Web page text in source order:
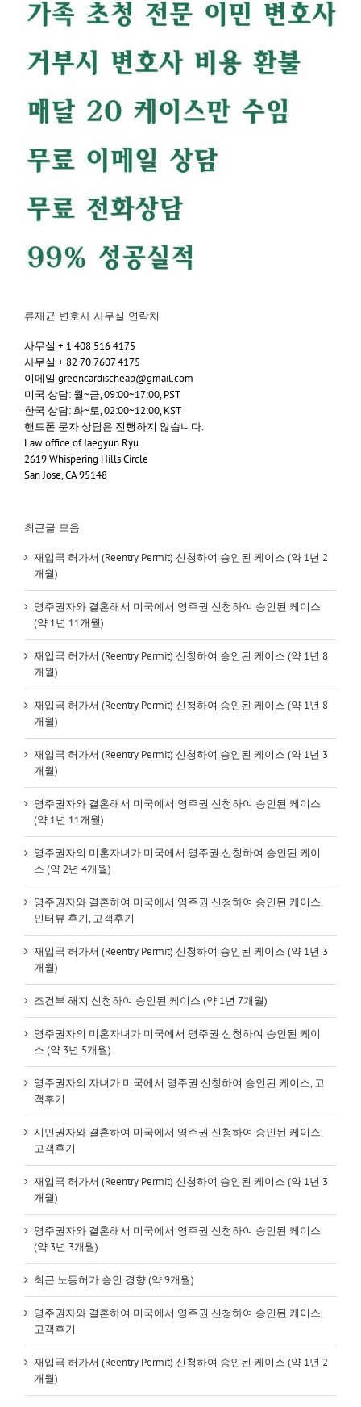
류재균 변호사 사무실 연락처
사무실 + 1 408 516 4175
사무실 + 82 70 7607 4175
이메일 greencardischeap@gmail.com
미국 상담: 월~금, 09:00~17:00, PST
한국 상담: 화~토, 02:00~12:00, KST
핸드폰 문자 상담은 진행하지 않습니다.
Law office of Jaegyun Ryu
2619 Whispering Hills Circle
San Jose, CA 95148
최근글 모음
재입국 허가서 (Reentry Permit) 신청하여 승인된 케이스 (약 1년 2
개월)
영주권자와 결혼해서 미국에서 영주권 신청하여 승인된 케이스
(약 1년 11개월)
재입국 허가서 (Reentry Permit) 신청하여 승인된 케이스 (약 1년 8
개월)
재입국 허가서 (Reentry Permit) 신청하여 승인된 케이스 (약 1년 8
개월)
재입국 허가서 (Reentry Permit) 신청하여 승인된 케이스 (약 1년 3
개월)
영주권자와 결혼해서 미국에서 영주권 신청하여 승인된 케이스
(약 1년 11개월)
영주권자의 미혼자녀가 미국에서 영주권 신청하여 승인된 케이
스 (약 2년 4개월)
영주권자와 결혼하여 미국에서 영주권 신청하여 승인된 케이스,
인터뷰 후기, 고객후기
재입국 허가서 (Reentry Permit) 신청하여 승인된 케이스 (약 1년 3
개월)
조건부 해지 신청하여 승인된 케이스 (약 1년 7개월)
영주권자의 미혼자녀가 미국에서 영주권 신청하여 승인된 케이
스 (약 3년 5개월)
영주권자의 자녀가 미국에서 영주권 신청하여 승인된 케이스, 고
객후기
시민권자와 결혼하여 미국에서 영주권 신청하여 승인된 케이스,
고객후기
재입국 허가서 (Reentry Permit) 신청하여 승인된 케이스 (약 1년 3
개월)
영주권자와 결혼해서 미국에서 영주권 신청하여 승인된 케이스
(약 3년 3개월)
최근 노동허가 승인 경향 (약 9개월)
영주권자와 결혼하여 미국에서 영주권 신청하여 승인된 케이스,
고객후기
재입국 허가서 (Reentry Permit) 신청하여 승인된 케이스 (약 1년 2
개월)